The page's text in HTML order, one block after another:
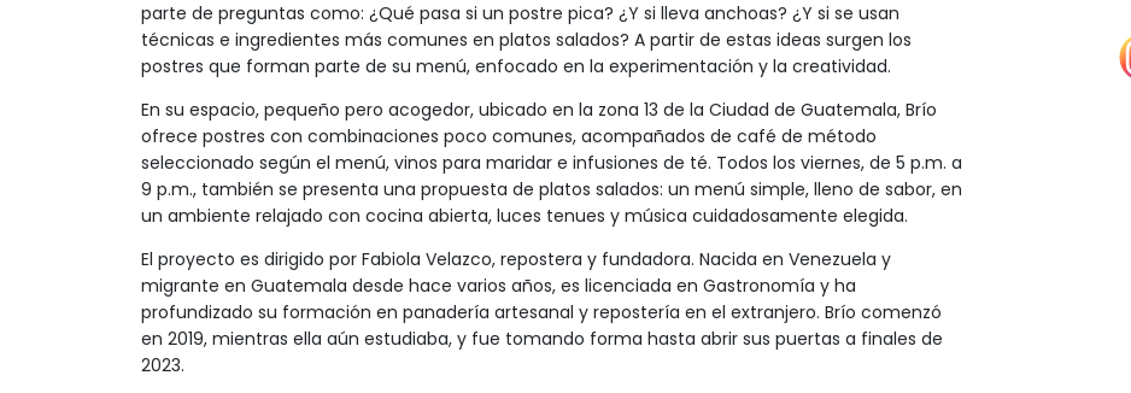
parte de preguntas como: ¿Qué pasa si un postre pica? ¿Y si lleva anchoas? ¿Y si se usan
técnicas e ingredientes más comunes en platos salados? A partir de estas ideas surgen los
postres que forman parte de su menú, enfocado en la experimentación y la creatividad.
En su espacio, pequeño pero acogedor, ubicado en la zona 13 de la Ciudad de Guatemala, Brío
ofrece postres con combinaciones poco comunes, acompañados de café de método
seleccionado según el menú, vinos para maridar e infusiones de té. Todos los viernes, de 5 p.m. a
9 p.m., también se presenta una propuesta de platos salados: un menú simple, lleno de sabor, en
un ambiente relajado con cocina abierta, luces tenues y música cuidadosamente elegida.
El proyecto es dirigido por Fabiola Velazco, repostera y fundadora. Nacida en Venezuela y
migrante en Guatemala desde hace varios años, es licenciada en Gastronomía y ha
profundizado su formación en panadería artesanal y repostería en el extranjero. Brío comenzó
en 2019, mientras ella aún estudiaba, y fue tomando forma hasta abrir sus puertas a finales de
2023.